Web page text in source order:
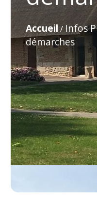
Accueil / Infos
démarches